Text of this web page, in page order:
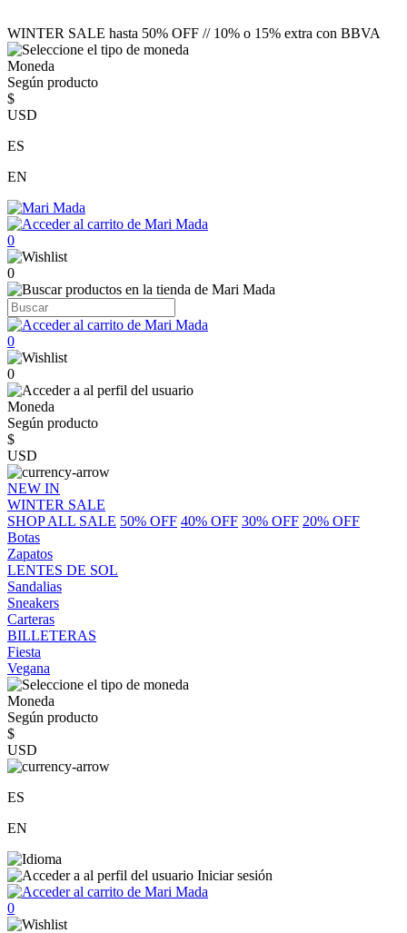
WINTER SALE hasta 50% OFF // 10% o 15% extra con BBVA
Moneda
Según producto
$
USD
ES
EN
0
0
0
0
Moneda
Según producto
$
USD
NEW IN
WINTER SALE
SHOP ALL SALE 50% OFF 40% OFF 30% OFF 20% OFF
Botas
Zapatos
LENTES DE SOL
Sandalias
Sneakers
Carteras
BILLETERAS
Fiesta
Vegana
Moneda
Según producto
$
USD
ES
EN
Iniciar sesión
0